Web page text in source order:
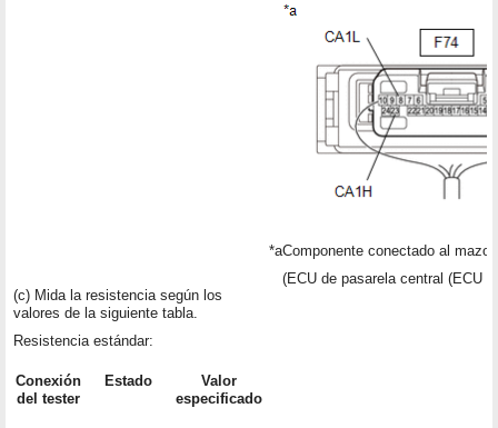
(c) Mida la resistencia según los
valores de la siguiente tabla.
Resistencia estándar:
Conexión
del tester
Estado
Valor
especificado
*aComponente conectado al mazo
(ECU de pasarela central (ECU